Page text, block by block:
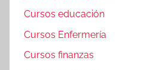
Cursos educación
Cursos Enfermería
Cursos finanzas